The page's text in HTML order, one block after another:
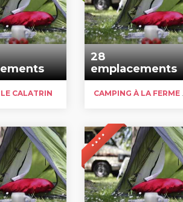
CALATRIN
28
emplacements
* * * *